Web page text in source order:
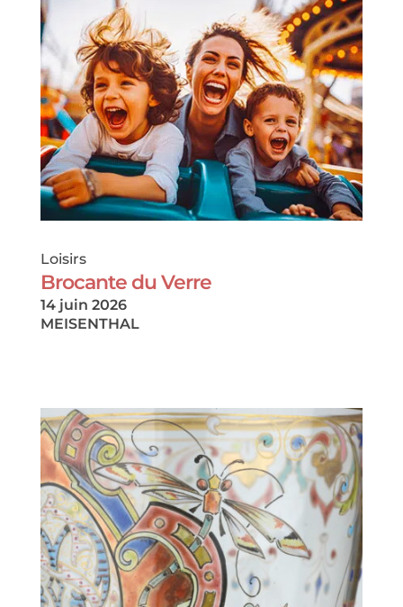
Loisirs
Brocante du Verre
14 juin 2026
MEISENTHAL